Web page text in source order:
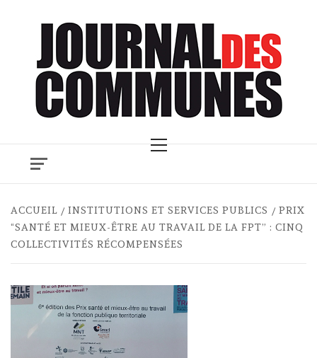
Menu
ACCUEIL INSTITUTIONS ET SERVICES PUBLICS
PRIX
“SANTÉ ET MIEUX-ÊTRE AU TRAVAIL DE LA FPT” : CINQ
COLLECTIVITÉS RÉCOMPENSÉES